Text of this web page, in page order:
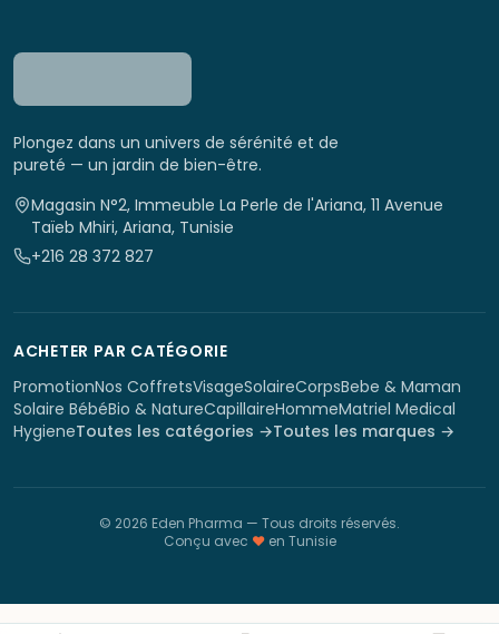
Plongez dans un univers de sérénité et de
pureté — un jardin de bien-être.
Magasin N°2, Immeuble La Perle de l'Ariana, 11 Avenue
Taïeb Mhiri, Ariana, Tunisie
+216 28 372 827
ACHETER PAR CATÉGORIE
PromotionNos CoffretsVisageSolaireCorpsBebe & Maman
Solaire BébéBio & NatureCapillaireHommeMatriel Medical
HygieneToutes les catégories →Toutes les marques →
© 2026 Eden Pharma — Tous droits réservés.
Conçu avec ♥en Tunisie